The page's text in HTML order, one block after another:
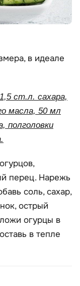
в идеале
ст.л. сахара,
масла, 50 мл
полголовки
перец. Нарежь
соль, сахар,
острый
огурцы в
в тепле